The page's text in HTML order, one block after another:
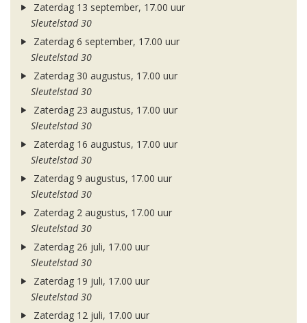
Zaterdag 13 september, 17.00 uur
Sleutelstad 30
Zaterdag 6 september, 17.00 uur
Sleutelstad 30
Zaterdag 30 augustus, 17.00 uur
Sleutelstad 30
Zaterdag 23 augustus, 17.00 uur
Sleutelstad 30
Zaterdag 16 augustus, 17.00 uur
Sleutelstad 30
Zaterdag 9 augustus, 17.00 uur
Sleutelstad 30
Zaterdag 2 augustus, 17.00 uur
Sleutelstad 30
Zaterdag 26 juli, 17.00 uur
Sleutelstad 30
Zaterdag 19 juli, 17.00 uur
Sleutelstad 30
Zaterdag 12 juli, 17.00 uur